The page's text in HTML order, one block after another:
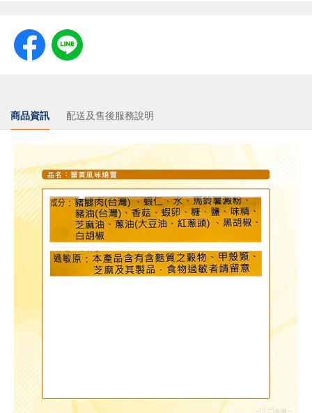
商品資訊 配送及售後服務說明